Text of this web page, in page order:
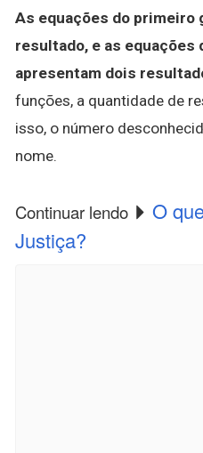
As equações do primeiro
resultado, e as equações
apresentam dois
funções, a quantidade de
isso, o número
nome.
Continuar lendo
O
Justiça?